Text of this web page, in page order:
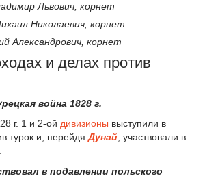
Львович, корнет
Николаевич, корнет
Александрович, корнет
и делах против
война 1828 г.
г. 1 и 2-ой дивизионы выступили в
турок и, перейдяДунай, участвовали в
в подавлении польского